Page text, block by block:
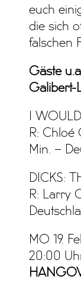
euch
die sich
falschen
Gäste
Galibert-
I
R: Chloé
Min. –
DICKS:
R: Larry
MO 19.
20:00